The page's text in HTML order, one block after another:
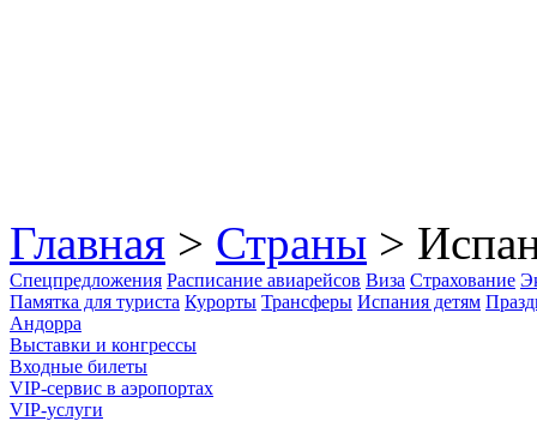
Главная > Страны >
Спецпредложения Расписание авиарейсов Виза Страхование
Памятка для туриста Курорты Трансферы Испания детям
Андорра
Выставки и конгрессы
Входные билеты
VIP-сервис в аэропортах
VIP-услуги